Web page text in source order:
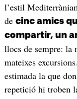
l’estil
de cinc amics
compartir, un
llocs de sempre: la
mateixes
estimada la que
repetició hi troben